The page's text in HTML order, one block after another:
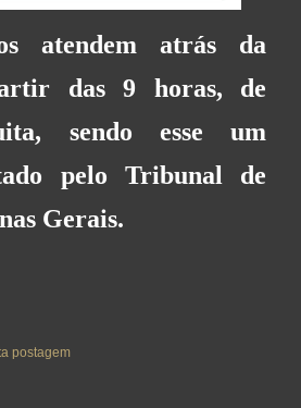
atendem atrás da
das 9 horas, de
sendo esse um
pelo Tribunal de
Gerais.
postagem